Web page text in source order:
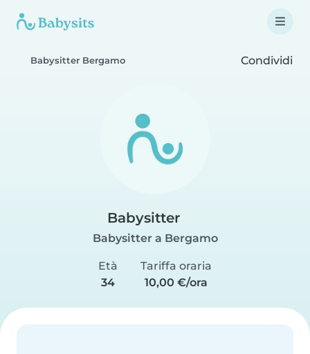
Babysitter Bergamo Condividi
Babysitter
Babysitter a Bergamo
Età
34
Tariffa oraria
10,00 €/ora